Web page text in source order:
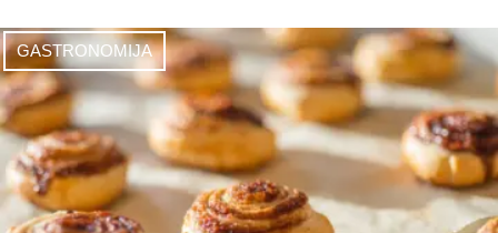
GASTRONOMIJA